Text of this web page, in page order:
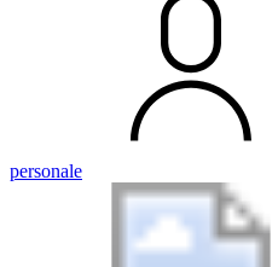
personale